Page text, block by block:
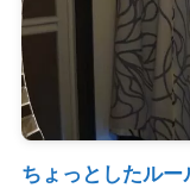
ちょっとしたル